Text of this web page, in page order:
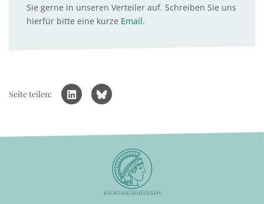
Sie gerne in unseren Verteiler auf. Schreiben Sie uns
hierfür bitte eine kurze Email.
Seite teilen: